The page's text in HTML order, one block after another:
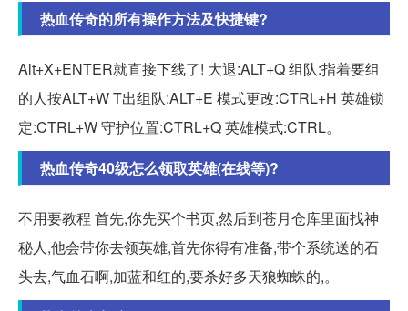
热血传奇的所有操作方法及快捷键?
Alt+X+ENTER就直接下线了! 大退:ALT+Q 组队:指着要组
的人按ALT+W T出组队:ALT+E 模式更改:CTRL+H 英雄锁
定:CTRL+W 守护位置:CTRL+Q 英雄模式:CTRL。
热血传奇40级怎么领取英雄(在线等)?
不用要教程 首先,你先买个书页,然后到苍月仓库里面找神
秘人,他会带你去领英雄,首先你得有准备,带个系统送的石
头去,气血石啊,加蓝和红的,要杀好多天狼蜘蛛的,。